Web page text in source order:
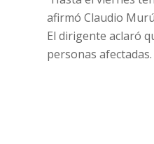
afirmó Claudio
El dirigente aclaró
personas afectadas.